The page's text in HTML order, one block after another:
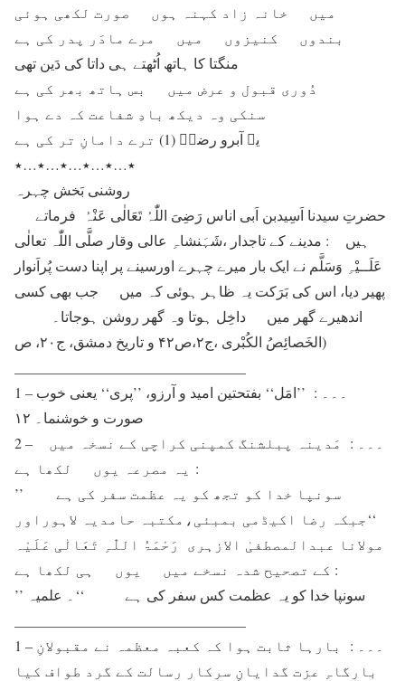
میں خانہ زاد کہنہ ہوں صورت لکھی ہوئی
بندوں کنیزوں میں مرے مادَر پدر کی ہے
منگتا کا ہاتھ اُٹھتے ہی داتا کی دَین تھی
دُوری قبول و عرض میں بس ہاتھ بھر کی ہے
سنکی وہ دیکھ بادِ شفاعت کہ دے ہوا
یہ آبرو رضاؔ (1) ترے دامانِ تر کی ہے
٭…٭…٭…٭…٭…٭
روشنی بَخش چہرہ
ہیں : مدینے کے تاجدار ،شَہَنشاہِ عالی وقار صلَّی اللّٰہ تعالٰی
عَلَــیْہِ وَسَلَّم نے ایک بار میرے چہرے اورسینے پر اپنا دست پُراَنوار
پھیر دیا، اس کی بَرَکت یہ ظاہر ہوئی کہ میں جب بھی کسی
اندھیرے گھر میں داخِل ہوتا وہ گھر روشن ہوجاتا۔
(الخَصائِصُ الکُبْری ،ج۲،ص۴۲ و تاریخ دمشق، ج۲۰، ص
1 – ۔۔۔ : ’’امَل‘‘ بفتحتین امید و آرزو، ’’پری‘‘ یعنی خوب
صورت و خوشنما۔ ۱۲
2 – ۔۔۔ : مَدینہ پبلشنگ کمپنی کراچی کے نسخہ میں
یہ مصرعہ یوں لکھا ہے:
’’ سونپا خدا کو تجھ کو یہ عظمت سفر کی ہے
‘‘جبکہ رضا اکیڈمی بمبئی،مکتبہ حامدیہ لاہوراور
مولانا عبدالمصطفیٰ الازہری رَحْمَۃُ اللّٰہِ تَعَالٰی عَلَیْہ
کے تصحیح شدہ نسخے میں یوں ہی لکھا ہے :
’’ سونپا خدا کو یہ عظمت کس سفر کی ہے ‘‘۔ علمیہ
1 – ۔۔۔ : بارہا ثابت ہوا کہ کعبہ معظمہ نے مقبولانِ
بارگاہِ عزت گدایانِ سرکار رسالت کے گرد طواف کیا